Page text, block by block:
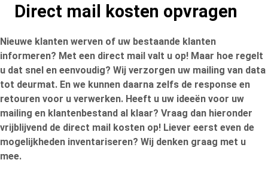
Direct mail kosten opvragen
Nieuwe klanten werven of uw bestaande klanten
informeren? Met een direct mail valt u op! Maar hoe regelt
u dat snel en eenvoudig? Wij verzorgen uw mailing van data
tot deurmat. En we kunnen daarna zelfs de response en
retouren voor u verwerken. Heeft u uw ideeën voor uw
mailing en klantenbestand al klaar? Vraag dan hieronder
vrijblijvend de direct mail kosten op! Liever eerst even de
mogelijkheden inventariseren? Wij denken graag met u
mee.